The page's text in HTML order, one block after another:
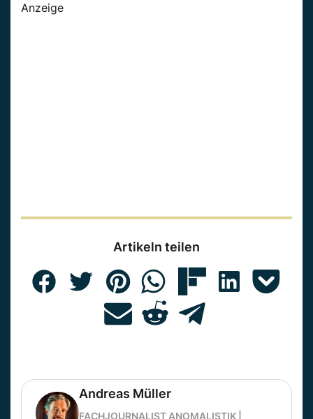
Anzeige
Artikeln teilen
Andreas Müller
FACHJOURNALIST ANOMALISTIK |